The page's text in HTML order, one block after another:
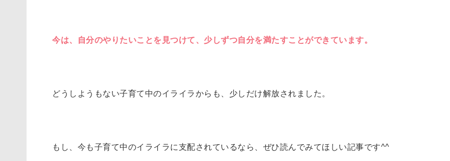
今は、自分のやりたいことを見つけて、少しずつ自分を満たすことができています。
どうしようもない子育て中のイライラからも、少しだけ解放されました。
もし、今も子育て中のイライラに支配されているなら、ぜひ読んでみてほしい記事です^^